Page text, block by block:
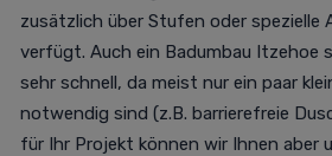
zusätzlich über Stufen oder spezielle
verfügt. Auch ein Badumbau Itzehoe
sehr schnell, da meist nur ein paar
notwendig sind (z.B. barrierefreie
für Ihr Projekt können wir Ihnen aber